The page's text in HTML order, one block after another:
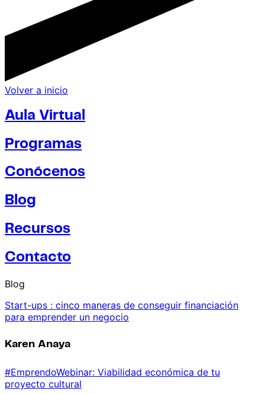
Volver a inicio
Aula Virtual
Programas
Conócenos
Blog
Recursos
Contacto
Blog
Start-ups : cinco maneras de conseguir financiación
para emprender un negocio
Karen Anaya
#EmprendoWebinar: Viabilidad económica de tu
proyecto cultural